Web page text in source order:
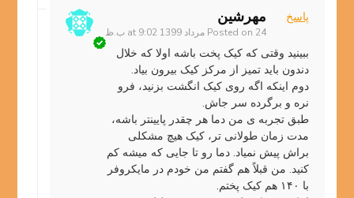
مهرشین
Posted on 24 مرداد 1399 at 9:02 ب.ظ
پاسخ
ببینید وقتی که کیک پخت باشه اولا که خلال
دندون باید تمیز از مرکز کیک بیرون بیاد.
دوم اینکه اگه روی کیک انگشت بزنید، فرو
نره و برگرده سر جاش.
طبق تجربه ی من دما هر چقدر پایینتر باشه،
مدت زمان طولانی تر، کیک هیچ مشکلی
براش پیش نمیاد. دما رو تا جایی که میشه کم
کنید. من قبلاً هم گفتم من خودم در مایکروفر
با ۱۴۰ هم کیک پختم.